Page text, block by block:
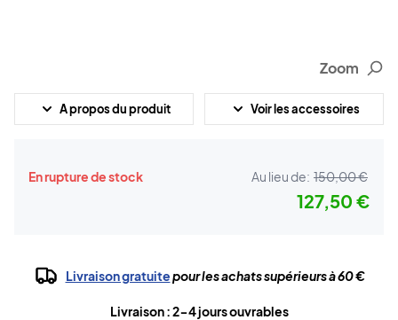
Zoom
A propos du produit Voir les accessoires
En rupture de stock Au lieu de: 150,00 €
127,50 €
Livraison gratuitepour les achats supérieurs à 60 €
Livraison : 2-4 jours ouvrables